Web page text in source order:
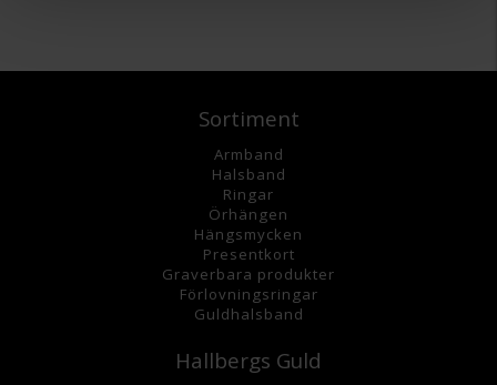
Sortiment
Armband
Halsband
Ringar
Örhängen
Hängsmycken
Presentkort
Graverbara produkter
Förlovningsringar
Guldhalsband
Hallbergs Guld